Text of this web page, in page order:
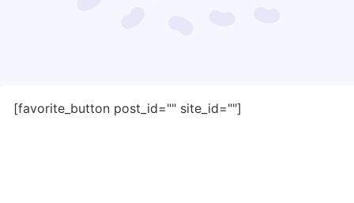
[favorite_button post_id="" site_id=""]